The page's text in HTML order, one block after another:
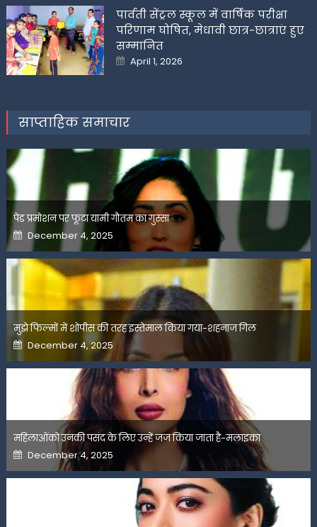
पार्वती सेंट्रल स्कूल में वार्षिक परीक्षा
परिणाम घोषित, मेधावी छात्र-छात्राएं हुए
सम्मानित
Posted
on
April 1, 2026
साप्ताहिक समाचार
पेड प्रमोशन पर फूटा यामी गौतम का गुस्सा
Posted
on
December 4, 2025
मुझे फिल्मों में शोपीस की तरह इस्तेमाल किया गया-शहनाज गिल
Posted
on
December 4, 2025
महिलाओंको उनकी पसंद के लिए उन्हें जज किया जाता है-मलाइका
Posted
on
December 4, 2025